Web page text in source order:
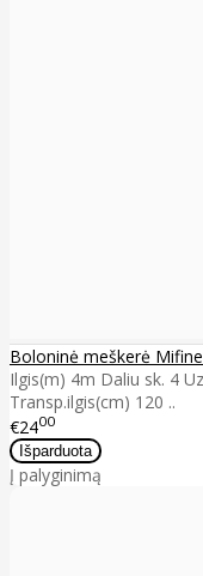
Boloninė meškerė
Ilgis(m) 4m Daliu sk. 4
Transp.ilgis(cm) 120 ..
€2400
Į palyginimą